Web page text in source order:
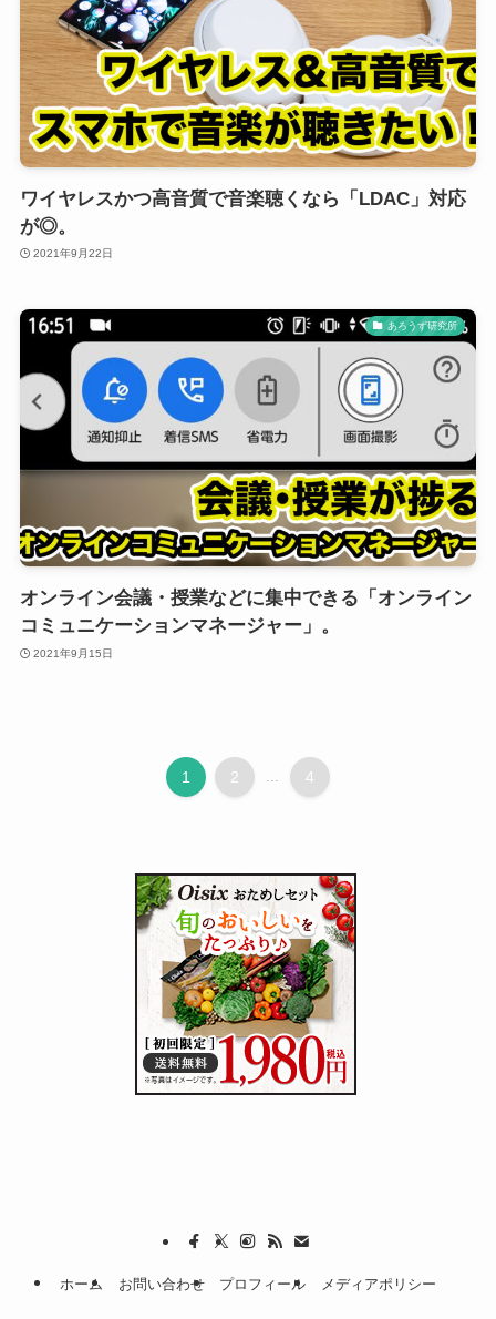
ワイヤレスかつ高音質で音楽聴くなら「LDAC」対応
が◎。
2021年9月22日
あろうず研究所
オンライン会議・授業などに集中できる「オンライン
コミュニケーションマネージャー」。
2021年9月15日
1 2 ... 4
ホーム お問い合わせ プロフィール メディアポリシー